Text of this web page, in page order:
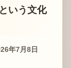
いう文化
年7月8日